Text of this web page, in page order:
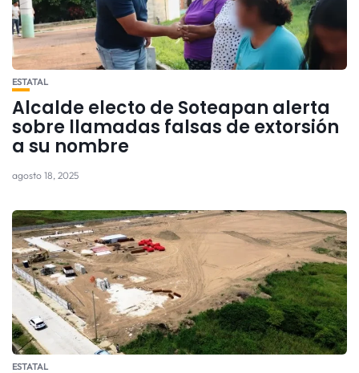
ESTATAL
Alcalde electo de Soteapan alerta
sobre llamadas falsas de extorsión
a su nombre
agosto 18, 2025
ESTATAL